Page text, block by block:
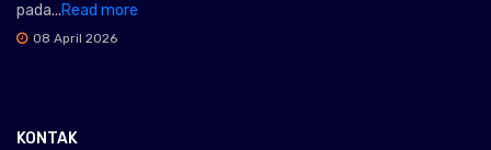
pada...Read more
08 April 2026
KONTAK